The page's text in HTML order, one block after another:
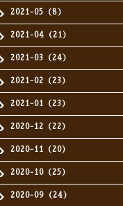
2021-05（8）
2021-04（21）
2021-03（24）
2021-02（23）
2021-01（23）
2020-12（22）
2020-11（20）
2020-10（25）
2020-09（24）